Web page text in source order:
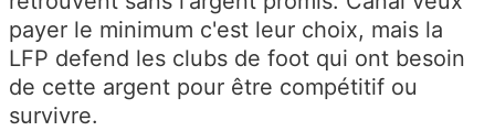
payer le minimum c'est leur choix, mais la
LFP defend les clubs de foot qui ont besoin
de cette argent pour être compétitif ou
survivre.